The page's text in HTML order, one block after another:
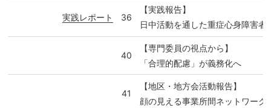
実践レポート 36
【実践報告】
日中活動を通した重症心身障害者
40
【専門委員の視点から】
「合理的配慮」が義務化へ
41
【地区・地方会活動報告】
顔の見える事業所間ネットワー